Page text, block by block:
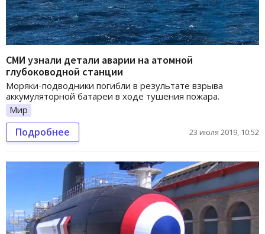
СМИ узнали детали аварии на атомной
глубоководной станции
Моряки-подводники погибли в результате взрыва
аккумуляторной батареи в ходе тушения пожара.
Мир
Подробнее 23 июля 2019, 10:52